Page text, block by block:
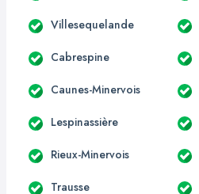
Villesequelande
Cabrespine
Caunes-Minervois
Lespinassière
Rieux-Minervois
Trausse